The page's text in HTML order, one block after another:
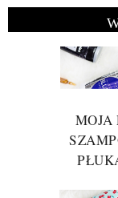
MOJA